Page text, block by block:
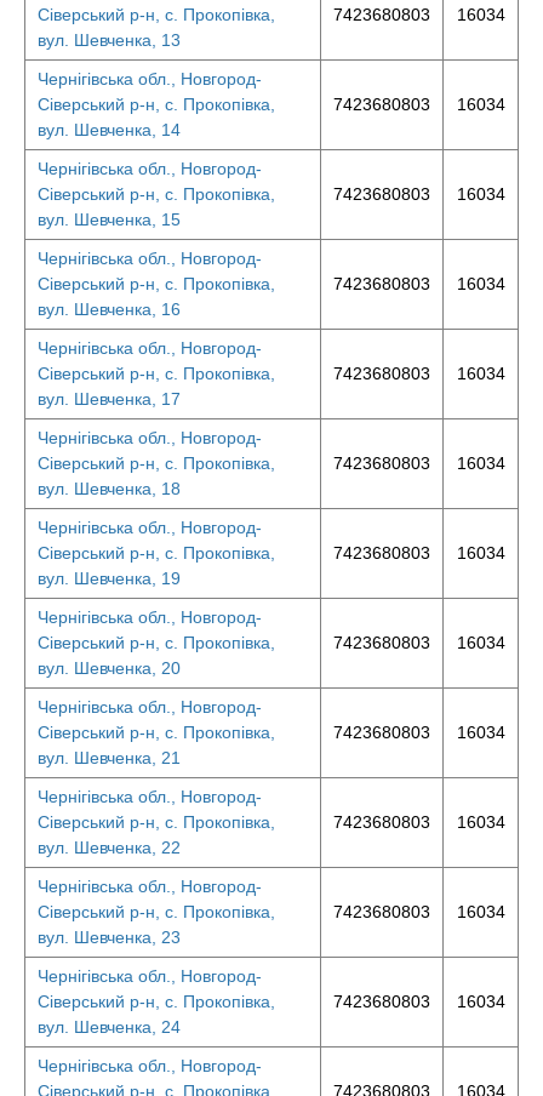
Сіверський р-н, с. Прокопівка,
вул. Шевченка, 13
7423680803 16034
Чернігівська обл., Новгород-
Сіверський р-н, с. Прокопівка,
вул. Шевченка, 14
7423680803 16034
Чернігівська обл., Новгород-
Сіверський р-н, с. Прокопівка,
вул. Шевченка, 15
7423680803 16034
Чернігівська обл., Новгород-
Сіверський р-н, с. Прокопівка,
вул. Шевченка, 16
7423680803 16034
Чернігівська обл., Новгород-
Сіверський р-н, с. Прокопівка,
вул. Шевченка, 17
7423680803 16034
Чернігівська обл., Новгород-
Сіверський р-н, с. Прокопівка,
вул. Шевченка, 18
7423680803 16034
Чернігівська обл., Новгород-
Сіверський р-н, с. Прокопівка,
вул. Шевченка, 19
7423680803 16034
Чернігівська обл., Новгород-
Сіверський р-н, с. Прокопівка,
вул. Шевченка, 20
7423680803 16034
Чернігівська обл., Новгород-
Сіверський р-н, с. Прокопівка,
вул. Шевченка, 21
7423680803 16034
Чернігівська обл., Новгород-
Сіверський р-н, с. Прокопівка,
вул. Шевченка, 22
7423680803 16034
Чернігівська обл., Новгород-
Сіверський р-н, с. Прокопівка,
вул. Шевченка, 23
7423680803 16034
Чернігівська обл., Новгород-
Сіверський р-н, с. Прокопівка,
вул. Шевченка, 24
7423680803 16034
Чернігівська обл., Новгород-
Сіверський р-н, с. Прокопівка,
7423680803 16034